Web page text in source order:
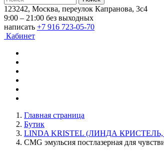
123242, Москва, переулок Капранова, 3с4
9:00 – 21:00 без выходных
написать +7 916 723-05-70
Кабинет
Главная страница
Бутик
LINDA KRISTEL (ЛИНДА
CMG эмульсия постлазерная для